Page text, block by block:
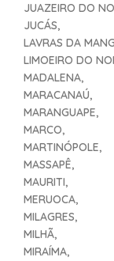
JUAZEIRO DO
JUCÁS,
LAVRAS DA
LIMOEIRO DO
MADALENA,
MARACANAÚ,
MARANGUAPE,
MARCO,
MARTINÓPOLE,
MASSAPÊ,
MAURITI,
MERUOCA,
MILAGRES,
MILHÃ,
MIRAÍMA,